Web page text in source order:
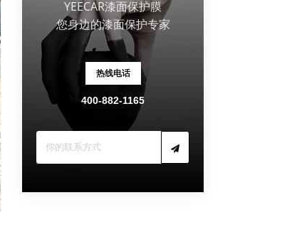
YEECAR漆面保护膜
您身边的漆面保护专家
热线电话
400-882-1165